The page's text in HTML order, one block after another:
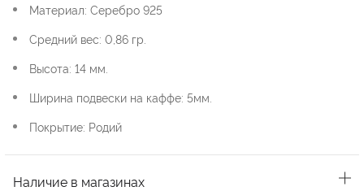
Материал: Серебро 925
Средний вес: 0,86 гр.
Высота: 14 мм.
Ширина подвески на каффе: 5мм.
Покрытие: Родий
Наличие в магазинах